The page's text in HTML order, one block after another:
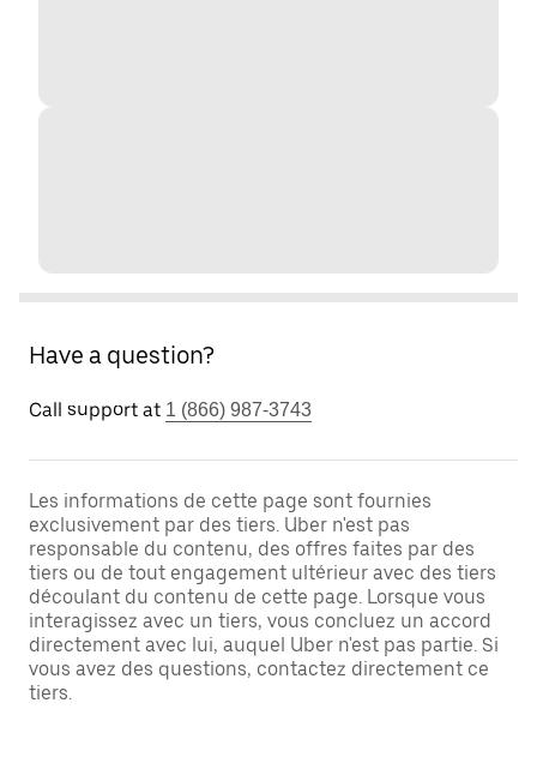
Have a question?
Call support at 1 (866) 987-3743
Les informations de cette page sont fournies
exclusivement par des tiers. Uber n'est pas
responsable du contenu, des offres faites par des
tiers ou de tout engagement ultérieur avec des tiers
découlant du contenu de cette page. Lorsque vous
interagissez avec un tiers, vous concluez un accord
directement avec lui, auquel Uber n'est pas partie. Si
vous avez des questions, contactez directement ce
tiers.